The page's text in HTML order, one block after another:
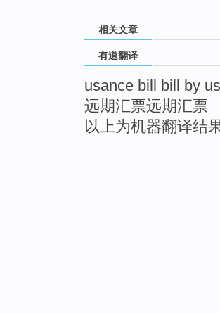
相关文章
有道翻译
usance bill bill by
远期汇票远期汇票
以上为机器翻译结